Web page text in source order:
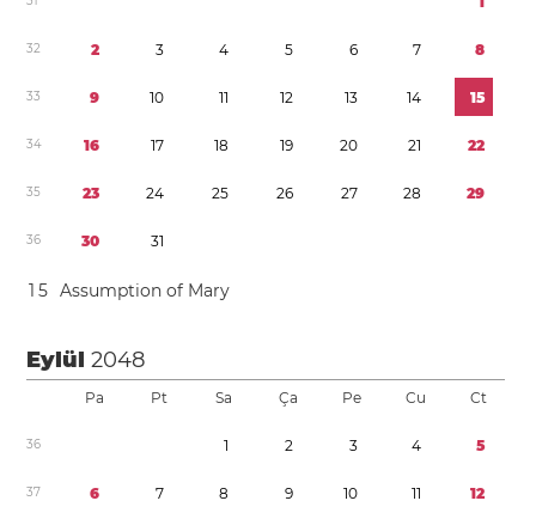
32 2 3 4 5 6 7 8
33 9 10 11 12 13 14 15
34 16 17 18 19 20 21 22
35 23 24 25 26 27 28 29
36 30 31
1 5 Assumption of Mary
Eylül2048
Pa Pt Sa Ça Pe Cu Ct
36 1 2 3 4 5
37 6 7 8 9 10 11 12